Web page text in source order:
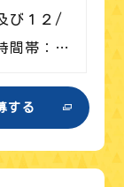
び１２/
間帯：…
する